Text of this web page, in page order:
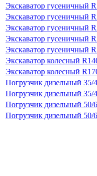
Экскаватор гусеничный
Экскаватор гусеничный
Экскаватор гусеничный
Экскаватор гусеничный
Экскаватор гусеничный
Экскаватор колесный
Экскаватор колесный
Погрузчик дизельный 35/
Погрузчик дизельный 35/
Погрузчик дизельный 50/
Погрузчик дизельный 50/